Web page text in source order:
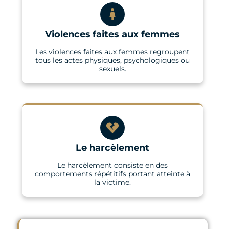
Violences faites aux femmes
Les violences faites aux femmes regroupent
tous les actes physiques, psychologiques ou
sexuels.
Le harcèlement
Le harcèlement consiste en des
comportements répétitifs portant atteinte à
la victime.